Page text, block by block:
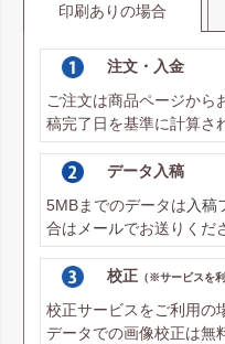
印刷ありの場合
注文・入金
ご注文は商品ページから
稿完了日を基準に計算さ
データ入稿
5MBまでのデータは 入稿
合は メールでお送りくだ
校正 （※サービスを
校正サービスをご利用の
データでの画像校正は無